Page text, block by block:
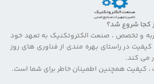
کجا شروع شد؟
و تخصص ، صنعت الکتروتکنیک به تعهد خود
کیفیت در راستای بهره مندی از فناوری های روز
می کند.
کیفیت همچنین اطمینان خاطر برای شما است.